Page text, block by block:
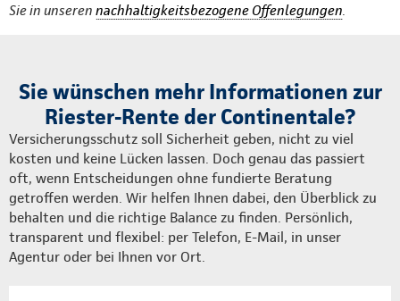
Sie in unseren nachhaltigkeitsbezogene Offenlegungen
Sie wünschen mehr Informationen zur
Riester-Rente der Continentale?
Versicherungsschutz soll Sicherheit geben, nicht zu viel
kosten und keine Lücken lassen. Doch genau das passiert
oft, wenn Entscheidungen ohne fundierte Beratung
getroffen werden. Wir helfen Ihnen dabei, den Überblick zu
behalten und die richtige Balance zu finden. Persönlich,
transparent und flexibel: per Telefon, E-Mail, in unser
Agentur oder bei Ihnen vor Ort.